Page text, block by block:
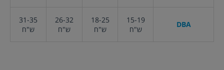
DBA
15-19
ש"ח
18-25
ש"ח
26-32
ש"ח
31-35
ש"ח